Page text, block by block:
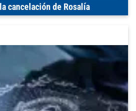
cancelación de Rosalía